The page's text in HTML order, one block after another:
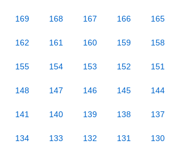
169 168 167 166 165
162 161 160 159 158
155 154 153 152 151
148 147 146 145 144
141 140 139 138 137
134 133 132 131 130